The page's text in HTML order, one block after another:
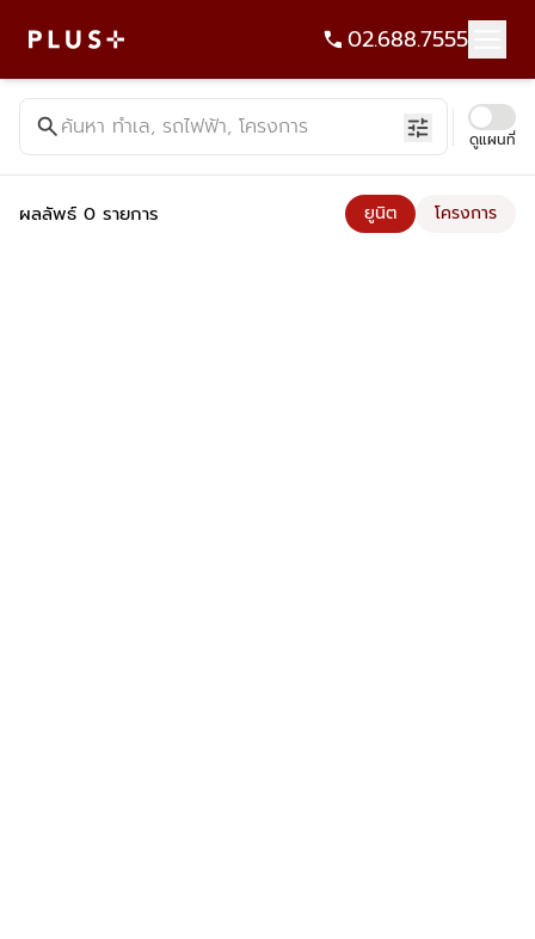
02.688.7555
ค้นหาคอนโด บ้าน ที่ดิน อาคารสำนักงาน ทั้งขายและเช่า - Plus
searchค้นหา ทำเล, รถไฟฟ้า, โครงการ tune ดูแผนที่
ผลลัพธ์ 0 รายการ ยูนิต โครงการ